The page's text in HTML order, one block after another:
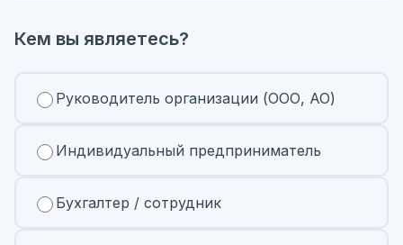
Кем вы являетесь?
Руководитель организации (ООО, АО)
Индивидуальный предприниматель
Бухгалтер / сотрудник